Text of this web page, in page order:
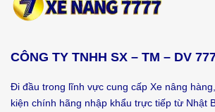
CÔNG TY TNHH SX – TM – DV
Đi đầu trong lĩnh vực cung cấp Xe nâng
kiện chính hãng nhập khẩu trực tiếp từ Nhật